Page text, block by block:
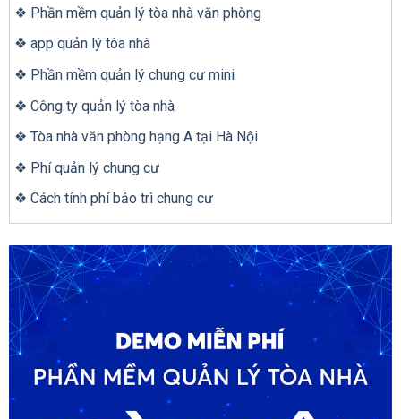
❖ Phần mềm quản lý tòa nhà văn phòng
❖ app quản lý tòa nhà
❖ Phần mềm quản lý chung cư mini
❖ Công ty quản lý tòa nhà
❖ Tòa nhà văn phòng hạng A tại Hà Nội
❖ Phí quản lý chung cư
❖ Cách tính phí bảo trì chung cư